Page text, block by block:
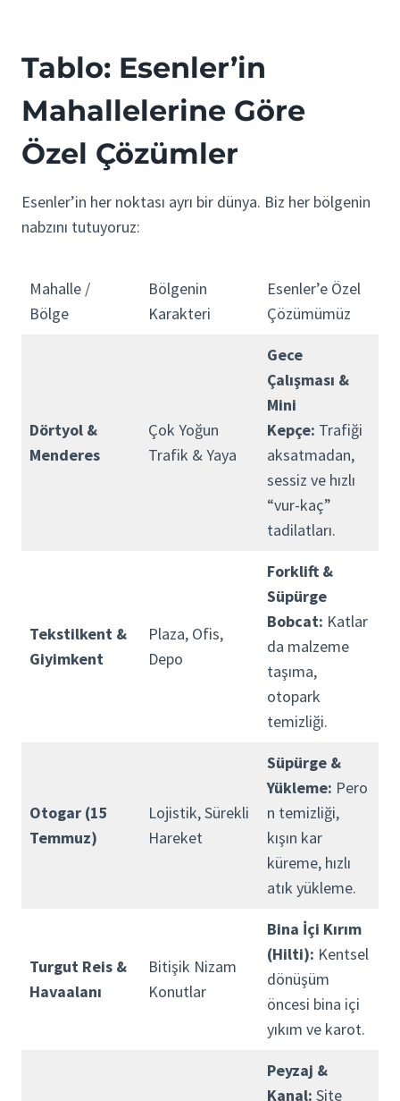
Tablo: Esenler’in
Mahallelerine Göre
Özel Çözümler
Esenler’in her noktası ayrı bir dünya. Biz her bölgenin
nabzını tutuyoruz:
Mahalle /
Bölge
Bölgenin
Karakteri
Esenler’e Özel
Çözümümüz
Dörtyol &
Menderes
Çok Yoğun
Trafik & Yaya
Gece
Çalışması &
Mini
Kepçe: Trafiği
aksatmadan,
sessiz ve hızlı
“vur-kaç”
tadilatları.
Tekstilkent &
Giyimkent
Plaza, Ofis,
Depo
Forklift &
Süpürge
Bobcat: Katlar
da malzeme
taşıma,
otopark
temizliği.
Otogar (15
Temmuz)
Lojistik, Sürekli
Hareket
Süpürge &
Yükleme: Pero
n temizliği,
kışın kar
küreme, hızlı
atık yükleme.
Turgut Reis &
Havaalanı
Bitişik Nizam
Konutlar
Bina İçi Kırım
(Hilti): Kentsel
dönüşüm
öncesi bina içi
yıkım ve karot.
Peyzaj &
Kanal: Site